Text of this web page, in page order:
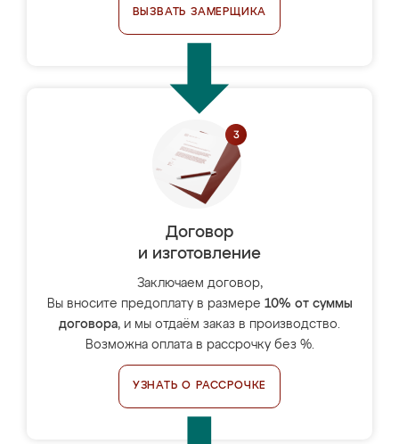
ВЫЗВАТЬ ЗАМЕРЩИКА
Договор
и изготовление
Заключаем договор,
Вы вносите предоплату в размере 10% от суммы
договора, и мы отдаём заказ в производство.
Возможна оплата в рассрочку без %.
УЗНАТЬ О РАССРОЧКЕ